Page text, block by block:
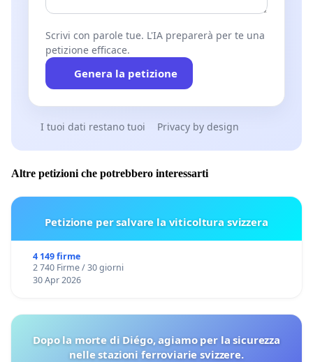
Scrivi con parole tue. L'IA preparerà per te una
petizione efficace.
Genera la petizione
I tuoi dati restano tuoi Privacy by design
Altre petizioni che potrebbero interessarti
Petizione per salvare la viticoltura svizzera
4 149 firme
2 740 Firme / 30 giorni
30 Apr 2026
Dopo la morte di Diégo, agiamo per la sicurezza
nelle stazioni ferroviarie svizzere.